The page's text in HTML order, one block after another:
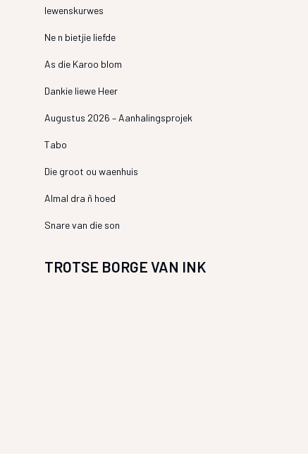
lewenskurwes
Ne n bietjie liefde
As die Karoo blom
Dankie liewe Heer
Augustus 2026 – Aanhalingsprojek
Tabo
Die groot ou waenhuis
Almal dra ñ hoed
Snare van die son
TROTSE BORGE VAN INK